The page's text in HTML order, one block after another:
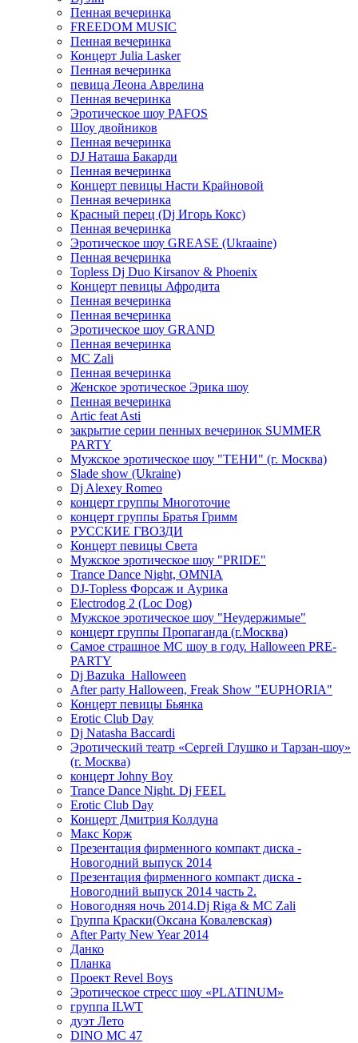
Пенная вечеринка
FREEDOM MUSIC
Пенная вечеринка
Концерт Julia Lasker
Пенная вечеринка
певица Леона Аврелина
Пенная вечеринка
Эротическое шоу PAFOS
Шоу двойников
Пенная вечеринка
DJ Наташа Бакарди
Пенная вечеринка
Концерт певицы Насти Крайновой
Пенная вечеринка
Красный перец (Dj Игорь Кокс)
Пенная вечеринка
Эротическое шоу GREASE (Ukraaine)
Пенная вечеринка
Topless Dj Duo Kirsanov & Phoenix
Концерт певицы Афродита
Пенная вечеринка
Пенная вечеринка
Эротическое шоу GRAND
Пенная вечеринка
MC Zali
Пенная вечеринка
Женское эротическое Эрика шоу
Пенная вечеринка
Artic feat Asti
закрытие серии пенных вечеринок SUMMER
PARTY
Мужское эротическое шоу "ТЕНИ" (г. Москва)
Slade show (Ukraine)
Dj Alexey Romeo
концерт группы Многоточие
концерт группы Братья Гримм
РУССКИЕ ГВОЗДИ
Концерт певицы Света
Мужское эротическое шоу "PRIDE"
Trance Dance Night, OMNIA
DJ-Topless Форсаж и Аурика
Electrodog 2 (Loc Dog)
Мужское эротическое шоу "Неудержимые"
концерт группы Пропаганда (г.Москва)
Самое страшное МС шоу в году. Halloween PRE-
PARTY
Dj Bazuka_Halloween
After party Halloween, Freak Show "EUPHORIA"
Концерт певицы Бьянка
Erotic Club Day
Dj Natasha Baccardi
Эротический театр «Сергей Глушко и Тарзан-шоу»
(г. Москва)
концерт Johny Boy
Trance Dance Night. Dj FEEL
Erotic Club Day
Концерт Дмитрия Колдуна
Макс Корж
Презентация фирменного компакт диска -
Новогодний выпуск 2014
Презентация фирменного компакт диска -
Новогодний выпуск 2014 часть 2.
Новогодняя ночь 2014.Dj Riga & MC Zali
Группа Краски(Оксана Ковалевская)
After Party New Year 2014
Данко
Планка
Проект Revel Boys
Эротическое стресс шоу «PLATINUM»
группа ILWT
дуэт Лето
DINO MC 47